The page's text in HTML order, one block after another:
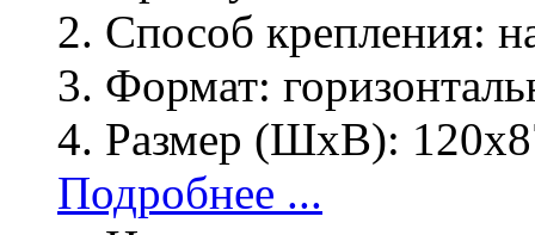
Способ крепления:
Формат:
Размер (ШхВ):
Подробнее ...